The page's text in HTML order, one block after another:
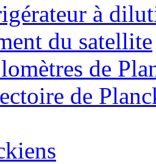
à
du satellite
de
de